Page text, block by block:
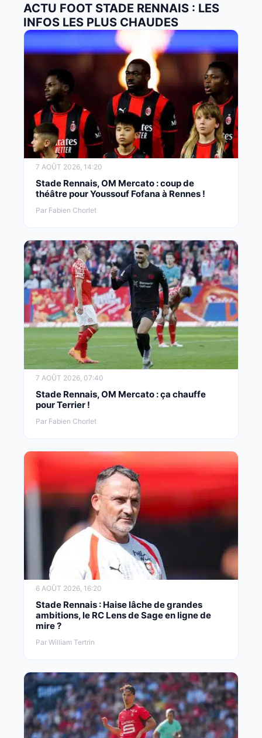
ACTU FOOT STADE RENNAIS : LES
INFOS LES PLUS CHAUDES
7 AOÛT 2026, 14:20
Stade Rennais, OM Mercato : coup de
théâtre pour Youssouf Fofana à Rennes !
Par Fabien Chorlet
7 AOÛT 2026, 07:40
Stade Rennais, OM Mercato : ça chauffe
pour Terrier !
Par Fabien Chorlet
6 AOÛT 2026, 16:20
Stade Rennais : Haise lâche de grandes
ambitions, le RC Lens de Sage en ligne de
mire ?
Par William Tertrin